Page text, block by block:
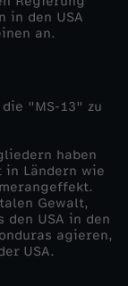
in den USA
an.
"MS-13" zu
haben
in Ländern wie
Gewalt,
den USA in den
agieren,
USA.